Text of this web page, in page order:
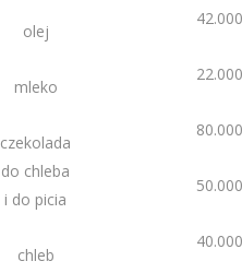
olej
mleko
czekolada
do chleba
i do picia
chleb
42.000
22.000
80.000
50.000
40.000